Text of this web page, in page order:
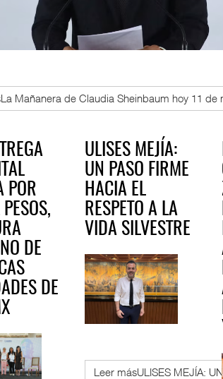
Mañanera de Claudia Sheinbaum hoy 11 de
POR
DE
DE
ULISES MEJÍA:
UN PASO FIRME
HACIA EL
RESPETO A LA
VIDA SILVESTRE
Leer másULISES MEJÍA: